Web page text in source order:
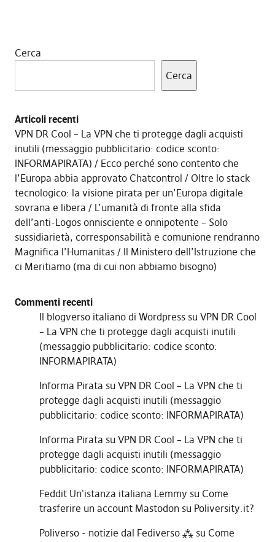
Cerca
Cerca
Articoli recenti
VPN DR Cool – La VPN che ti protegge dagli acquisti
inutili (messaggio pubblicitario: codice sconto:
INFORMAPIRATA)
Ecco perché sono contento che
l’Europa abbia approvato Chatcontrol
Oltre lo stack
tecnologico: la visione pirata per un’Europa digitale
sovrana e libera
L’umanità di fronte alla sfida
dell’anti-Logos onnisciente e onnipotente – Solo
sussidiarietà, corresponsabilità e comunione rendranno
Magnifica l’Humanitas
Il Ministero dell’Istruzione che
ci Meritiamo (ma di cui non abbiamo bisogno)
Commenti recenti
Il blogverso italiano di Wordpresssu VPN DR Cool
– La VPN che ti protegge dagli acquisti inutili
(messaggio pubblicitario: codice sconto:
INFORMAPIRATA)
Informa Pirata su VPN DR Cool – La VPN che ti
protegge dagli acquisti inutili (messaggio
pubblicitario: codice sconto: INFORMAPIRATA)
Informa Pirata su VPN DR Cool – La VPN che ti
protegge dagli acquisti inutili (messaggio
pubblicitario: codice sconto: INFORMAPIRATA)
Feddit Un'istanza italiana Lemmy su Come
trasferire un account Mastodon su Poliversity.it?
Poliverso - notizie dal Fediverso ⁂su Come